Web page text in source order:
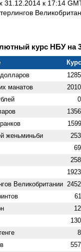
к 17:14
курс НБУ на
манатов
женьминьби
Велико­британии